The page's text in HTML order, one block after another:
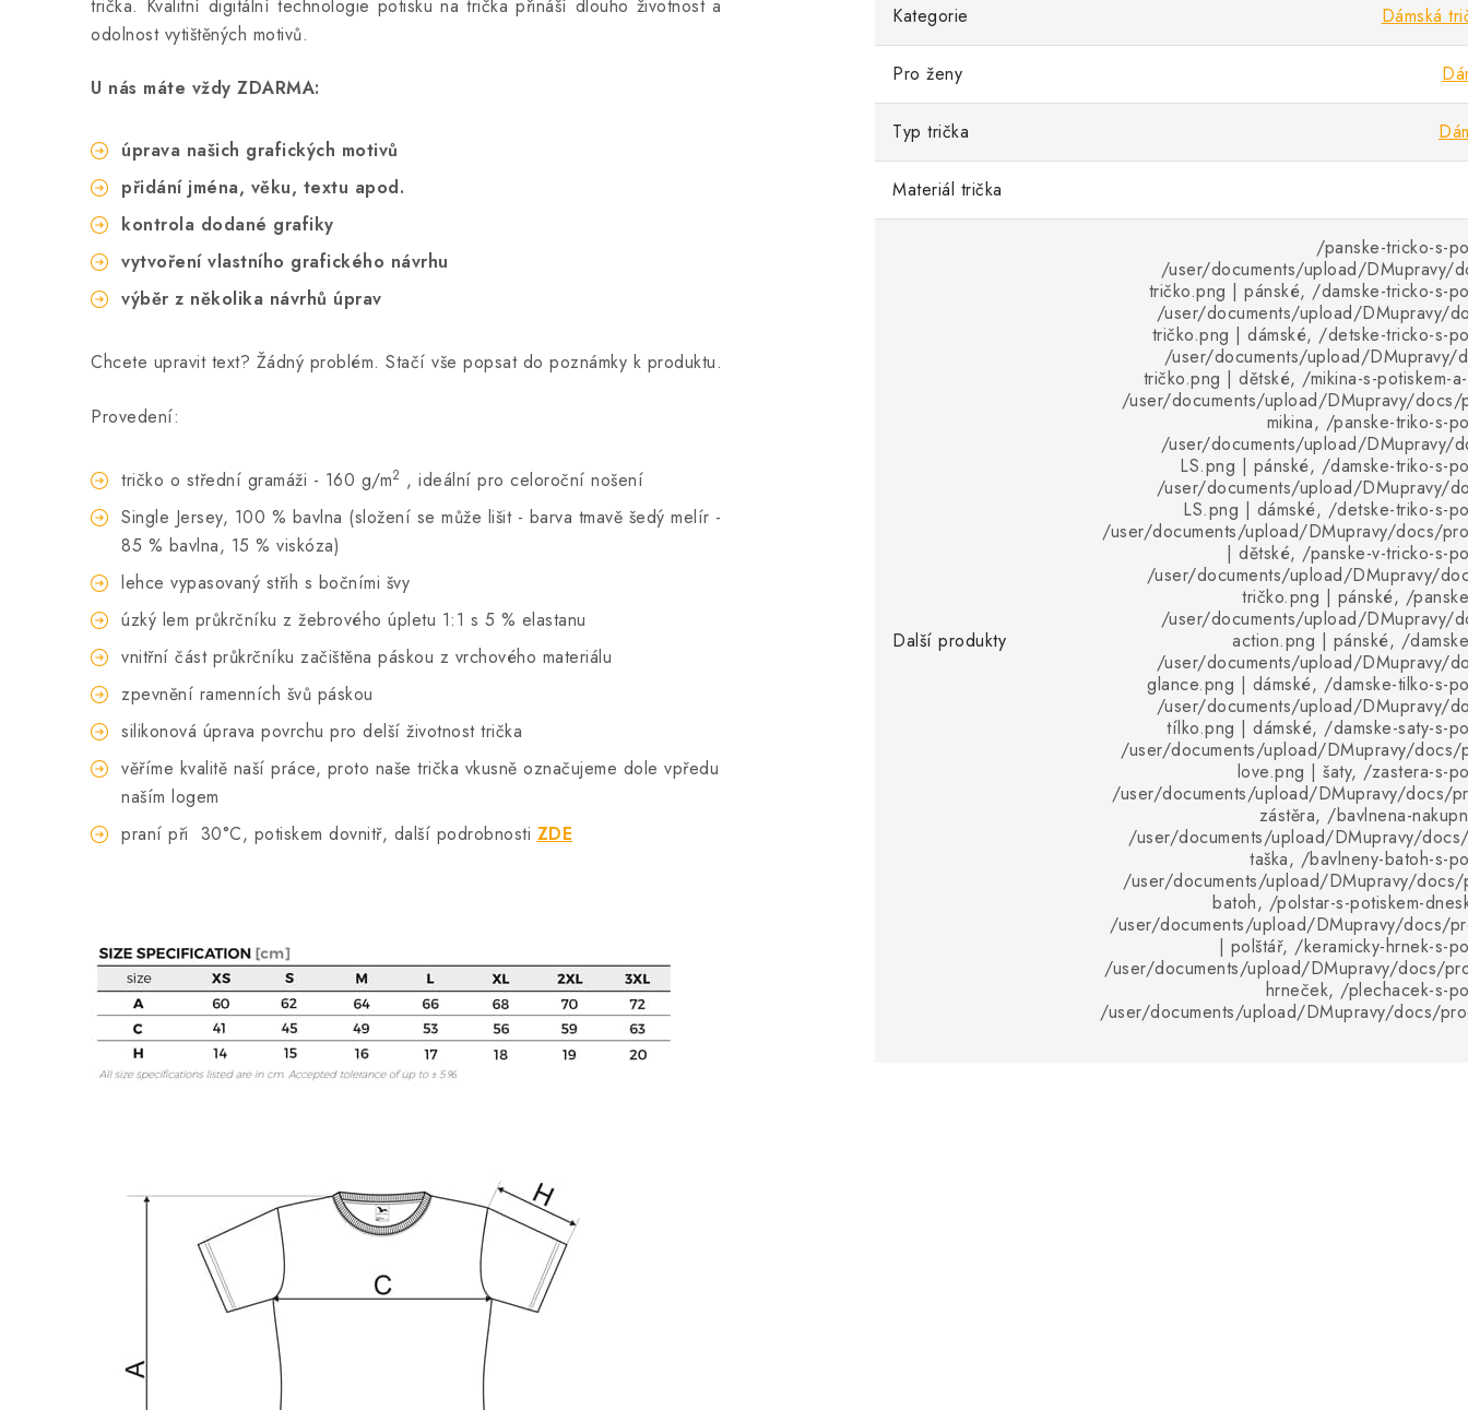
trička. Kvalitní digitální technologie potisku na trička přináší dlouho životnost a
odolnost vytištěných motivů.
U nás máte vždy ZDARMA:
úprava našich grafických motivů
přidání jména, věku, textu apod.
kontrola dodané grafiky
vytvoření vlastního grafického návrhu
výběr z několika návrhů úprav
Chcete upravit text? Žádný problém. Stačí vše popsat do poznámky k produktu.
Provedení:
tričko o střední gramáži - 160 g/m2 , ideální pro celoroční nošení
Single Jersey, 100 % bavlna (složení se může lišit - barva tmavě šedý melír -
85 % bavlna, 15 % viskóza)
lehce vypasovaný střih s bočními švy
úzký lem průkrčníku z žebrového úpletu 1:1 s 5 % elastanu
vnitřní část průkrčníku začištěna páskou z vrchového materiálu
zpevnění ramenních švů páskou
silikonová úprava povrchu pro delší životnost trička
věříme kvalitě naší práce, proto naše trička vkusně označujeme dole vpředu
naším logem
praní při 30°C, potiskem dovnitř, další podrobnosti ZDE
Kategorie Dámská
Pro ženy
Typ trička
Materiál trička
Další produkty
/panske-tricko-s-
/user/documents/upload/DMupravy/
tričko.png | pánské, /damske-tricko-s-
/user/documents/upload/DMupravy/
tričko.png | dámské, /detske-tricko-s-
/user/documents/upload/DMupravy/
tričko.png | dětské, /mikina-s-potiskem-
/user/documents/upload/DMupravy/docs/
mikina, /panske-triko-s-
/user/documents/upload/DMupravy/
LS.png | pánské, /damske-triko-s-
/user/documents/upload/DMupravy/
LS.png | dámské, /detske-triko-s-
/user/documents/upload/DMupravy/docs/
| dětské, /panske-v-tricko-s-
/user/documents/upload/DMupravy/
tričko.png | pánské, /
/user/documents/upload/DMupravy/
action.png | pánské, /
/user/documents/upload/DMupravy/
glance.png | dámské, /damske-tilko-s-
/user/documents/upload/DMupravy/
tílko.png | dámské, /damske-saty-s-
/user/documents/upload/DMupravy/docs/
love.png | šaty, /zastera-s-
/user/documents/upload/DMupravy/docs/
zástěra, /bavlnena-
/user/documents/upload/DMupravy/
taška, /bavlneny-batoh-s-
/user/documents/upload/DMupravy/
batoh, /polstar-s-potiskem-
/user/documents/upload/DMupravy/docs/
| polštář, /keramicky-hrnek-s-
/user/documents/upload/DMupravy/docs/
hrneček, /plechacek-s-
/user/documents/upload/DMupravy/docs/